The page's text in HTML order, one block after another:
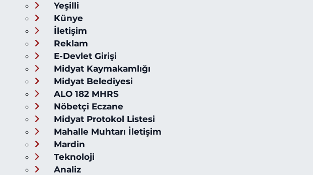
Yeşilli
Künye
İletişim
Reklam
E-Devlet Girişi
Midyat Kaymakamlığı
Midyat Belediyesi
ALO 182 MHRS
Nöbetçi Eczane
Midyat Protokol Listesi
Mahalle Muhtarı İletişim
Mardin
Teknoloji
Analiz